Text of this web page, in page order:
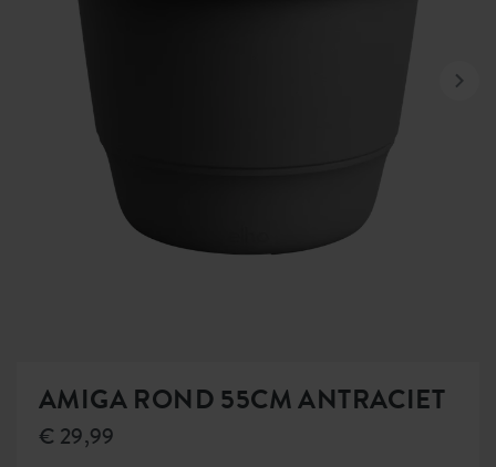
AMIGA ROND 55CM ANTRACIET
€ 29,99